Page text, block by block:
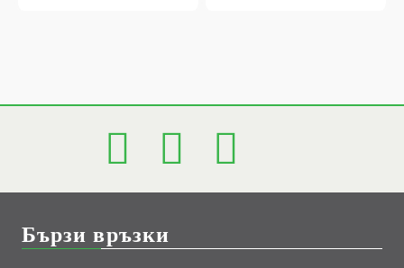
Бързи връзки